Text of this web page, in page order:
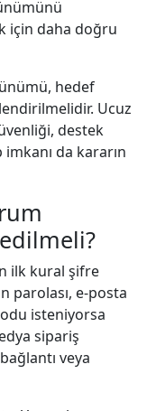
için daha doğru
hedef
Ucuz
destek
da kararın
ilk kural şifre
parolası, e-posta
isteniyorsa
sipariş
veya